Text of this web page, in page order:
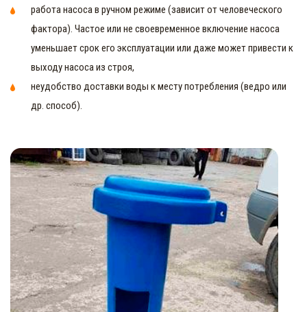
работа насоса в ручном режиме (зависит от человеческого
фактора). Частое или не своевременное включение насоса
уменьшает срок его эксплуатации или даже может привести к
выходу насоса из строя,
неудобство доставки воды к месту потребления (ведро или
др. способ).